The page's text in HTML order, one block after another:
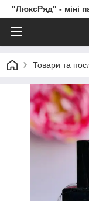
"ЛюксРяд" - міні
Товари та